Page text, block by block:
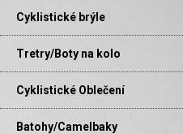
Cyklistické brýle
Tretry/Boty na kolo
Cyklistické Oblečení
Batohy/Camelbaky